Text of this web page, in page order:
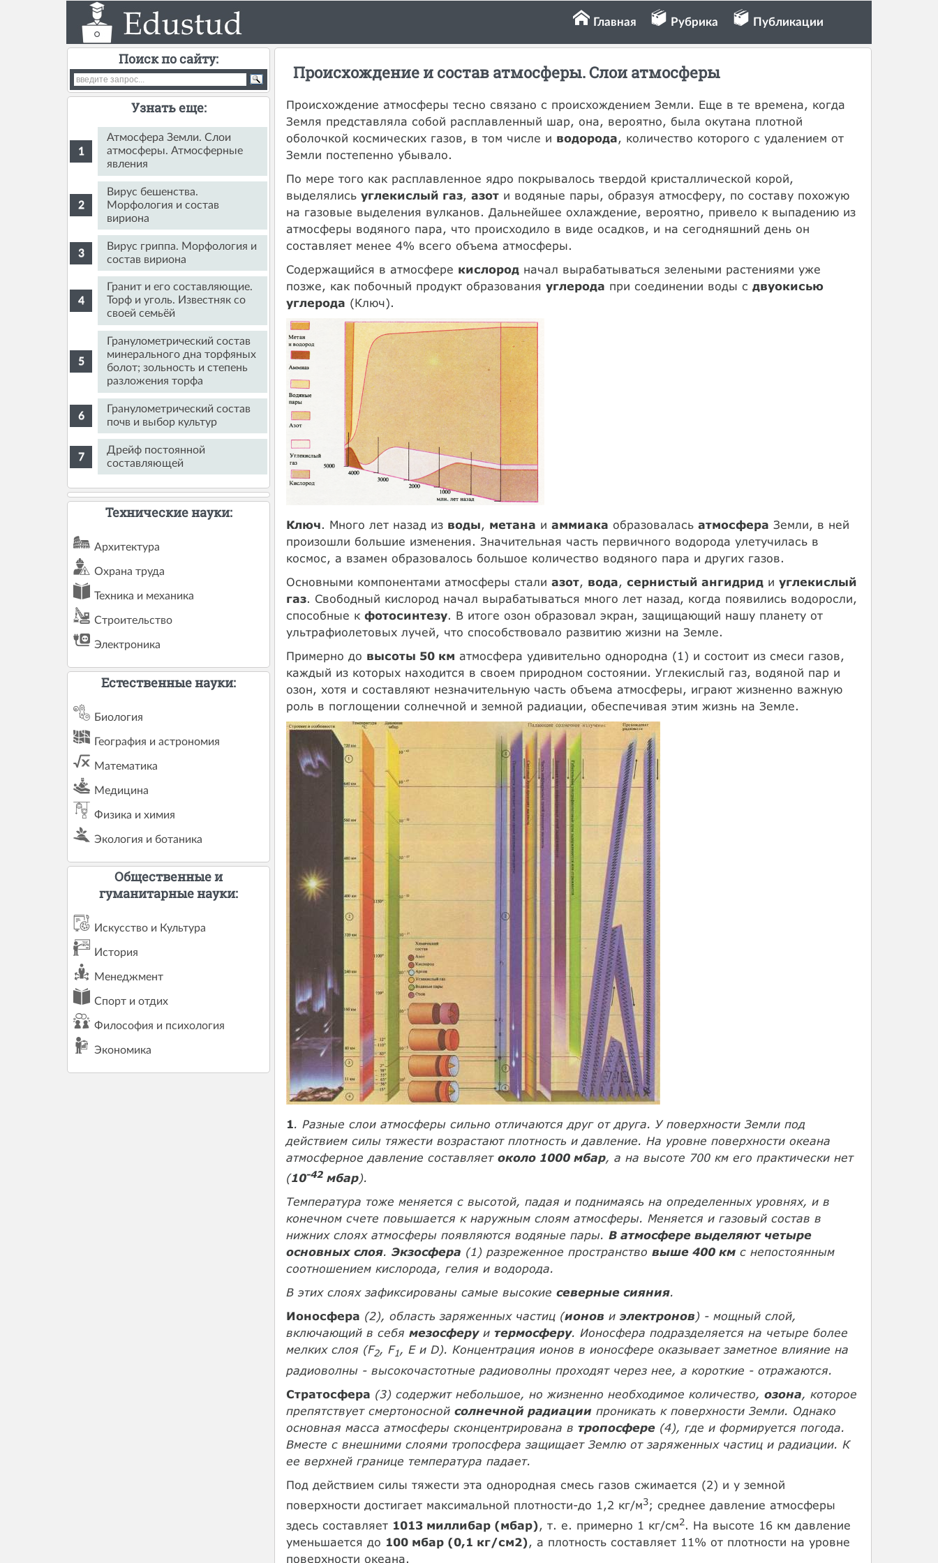
Главная Рубрика Публикации
Происхождение и состав атмосферы. Слои атмосферы
Происхождение атмосферы тесно связано с происхождением Земли. Еще в те времена, когда
Земля представляла собой расплавленный шар, она, вероятно, была окутана плотной
оболочкой космических газов, в том числе и водорода, количество которого с удалением от
Земли постепенно убывало.
По мере того как расплавленное ядро покрывалось твердой кристаллической корой,
выделялись углекислый газ, азоти водяные пары, образуя атмосферу, по составу похожую
на газовые выделения вулканов. Дальнейшее охлаждение, вероятно, привело к выпадению из
атмосферы водяного пара, что происходило в виде осадков, и на сегодняшний день он
составляет менее 4% всего объема атмосферы.
Содержащийся в атмосфере кислородначал вырабатываться зелеными растениями уже
позже, как побочный продукт образования углерода при соединении воды с двуокисью
углерода (Ключ).
Ключ. Много лет назад из воды, метана и аммиака образовалась атмосфера Земли, в ней
произошли большие изменения. Значительная часть первичного водорода улетучилась в
космос, а взамен образовалось большое количество водяного пара и других газов.
Основными компонентами атмосферы стали азот, вода, сернистый ангидриди углекислый
газ. Свободный кислород начал вырабатываться много лет назад, когда появились водоросли,
способные к фотосинтезу. В итоге озон образовал экран, защищающий нашу планету от
ультрафиолетовых лучей, что способствовало развитию жизни на Земле.
Примерно до высоты 50 км атмосфера удивительно однородна (1) и состоит из смеси газов,
каждый из которых находится в своем природном состоянии. Углекислый газ, водяной пар и
озон, хотя и составляют незначительную часть объема атмосферы, играют жизненно важную
роль в поглощении солнечной и земной радиации, обеспечивая этим жизнь на Земле.
1. Разные слои атмосферы сильно отличаются друг от друга. У поверхности Земли под
действием силы тяжести возрастают плотность и давление. На уровне поверхности океана
атмосферное давление составляет около 1000 мбар, а на высоте 700 км его практически нет
(10-42мбар).
Температура тоже меняется с высотой, падая и поднимаясь на определенных уровнях, и в
конечном счете повышается к наружным слоям атмосферы. Меняется и газовый состав в
нижних слоях атмосферы появляются водяные пары. В атмосфере выделяют четыре
основных слоя. Экзосфера (1) разреженное пространство выше 400 кмс непостоянным
соотношением кислорода, гелия и водорода.
В этих слоях зафиксированы самые высокие северные сияния.
Ионосфера (2), область заряженных частиц (ионов и электронов ) - мощный слой,
включающий в себя мезосферуи термосферу. Ионосфера подразделяется на четыре более
мелких слоя (F2, F1, Е и D). Концентрация ионов в ионосфере оказывает заметное влияние на
радиоволны - высокочастотные радиоволны проходят через нее, а короткие - отражаются.
Стратосфера (3) содержит небольшое, но жизненно необходимое количество, озона, которое
препятствует смертоносной солнечной радиациипроникать к поверхности Земли. Однако
основная масса атмосферы сконцентрирована в тропосфере(4), где и формируется погода.
Вместе с внешними слоями тропосфера защищает Землю от заряженных частиц и радиации. К
ее верхней границе температура падает.
Под действием силы тяжести эта однородная смесь газов сжимается (2) и у земной
поверхности достигает максимальной плотности-до 1,2 кг/м3; среднее давление атмосферы
здесь составляет 1013 миллибар (мбар), т. е. примерно 1 кг/см2. На высоте 16 км давление
уменьшается до 100 мбар (0,1 кг/см2), а плотность составляет 11% от плотности на уровне
поверхности океана.
Поиск по сайту:
Узнать еще:
Атмосфера Земли. Слои
атмосферы. Атмосферные
явления
Вирус бешенства.
Морфология и состав
вириона
Вирус гриппа. Морфология и
состав вириона
Гранит и его составляющие.
Торф и уголь. Известняк со
своей семьёй
Гранулометрический состав
минерального дна торфяных
болот; зольность и степень
разложения торфа
Гранулометрический состав
почв и выбор культур
Дрейф постоянной
составляющей
Технические науки:
Архитектура
Охрана труда
Техника и механика
Строительство
Электроника
Естественные науки:
Биология
География и астрономия
Математика
Медицина
Физика и химия
Экология и ботаника
Общественные и
гуманитарные науки:
Искусство и Культура
История
Менеджмент
Спорт и отдих
Философия и психология
Экономика